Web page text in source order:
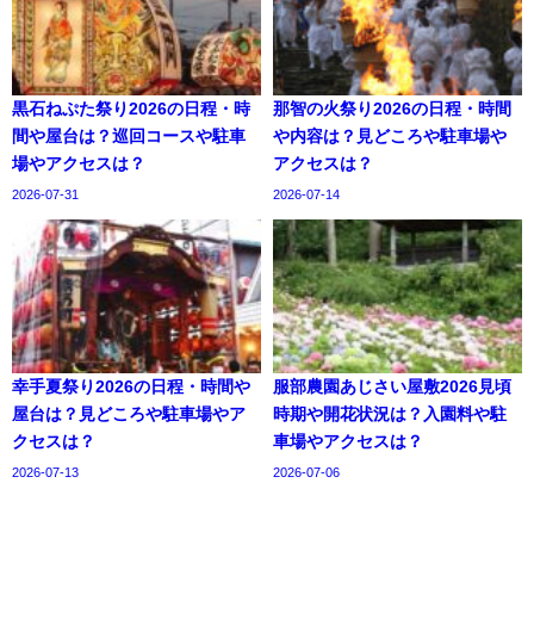
黒石ねぷた祭り2026の日程・時
間や屋台は？巡回コースや駐車
場やアクセスは？
2026-07-31
那智の火祭り2026の日程・時間
や内容は？見どころや駐車場や
アクセスは？
2026-07-14
幸手夏祭り2026の日程・時間や
屋台は？見どころや駐車場やア
クセスは？
2026-07-13
服部農園あじさい屋敷2026見頃
時期や開花状況は？入園料や駐
車場やアクセスは？
2026-07-06